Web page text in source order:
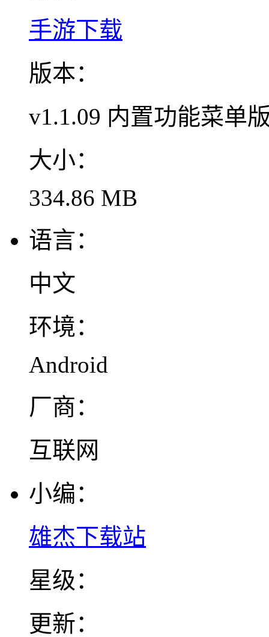
手游下载
版本：
v1.1.09 内置功能菜单
大小：
334.86 MB
语言：
中文
环境：
Android
厂商：
互联网
小编：
雄杰下载站
星级：
更新：